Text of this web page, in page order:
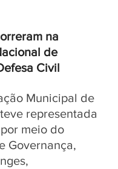
na
de
Civil
Municipal de
representada
meio do
Governança,